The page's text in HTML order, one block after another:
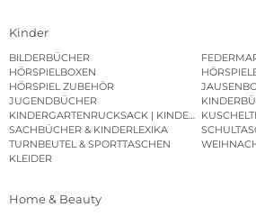
Kinder
BILDERBÜCHER
HÖRSPIELBOXEN
HÖRSPIEL ZUBEHÖR
JUGENDBÜCHER
KINDERGARTENRUCKSACK |
SACHBÜCHER & KINDERLEXIKA
TURNBEUTEL & SPORTTASCHEN
KLEIDER
Home & Beauty